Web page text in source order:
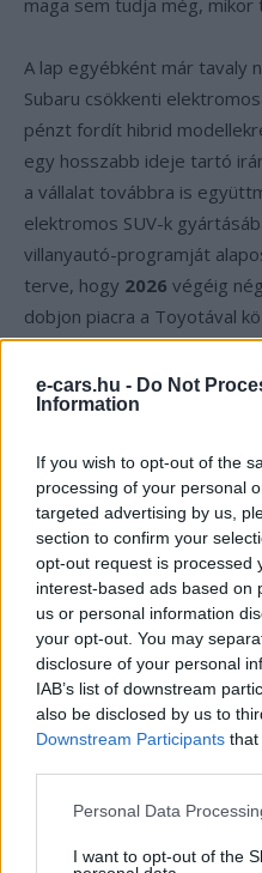
e-cars.hu - Do Not
Information
If you wish to opt-out of the
processing of your personal
targeted advertising by us,
section to confirm your
opt-out request is processed
interest-based ads based on
us or personal information
your opt-out. You may
disclosure of your personal
IAB’s list of downstream
also be disclosed by us to
Downstream Participants that
Personal Data
I want to opt-out of the
maga sem tudja még,
A lap egyébként már tavaly
Subaru csökkenti
pénzt fordít hibrid
egy hosszabb ideje tartó
a vállalat továbbra is
elektromos SUV-k
villanyautó-programját
terve, hogy 2026 végéig
dobjon piacra a Toyotával
marad — a bizonytalanság
modelleket érinti.
2030-as célokat is
A változások messze
hiszen a gyártási terveket is
saját fejlesztésben
modell jövője bizonytalanná
nemcsak a céldátum került
maguknak a modelleknek a
Ráadásul a Gunma
üzemben épülő új gyárat
kezdetben benzines autók
elektromos modellek